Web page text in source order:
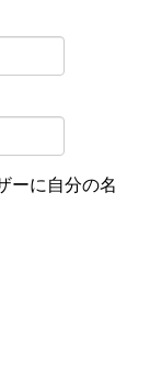
ーに自分の名